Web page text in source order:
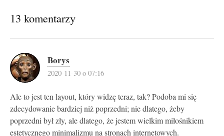
13 komentarzy
Borys
2020-11-30 o 07:16
Ale to jest ten layout, który widzę teraz, tak? Podoba mi się
zdecydowanie bardziej niż poprzedni; nie dlatego, żeby
poprzedni był zły, ale dlatego, że jestem wielkim miłośnikiem
estetycznego minimalizmu na stronach internetowych.